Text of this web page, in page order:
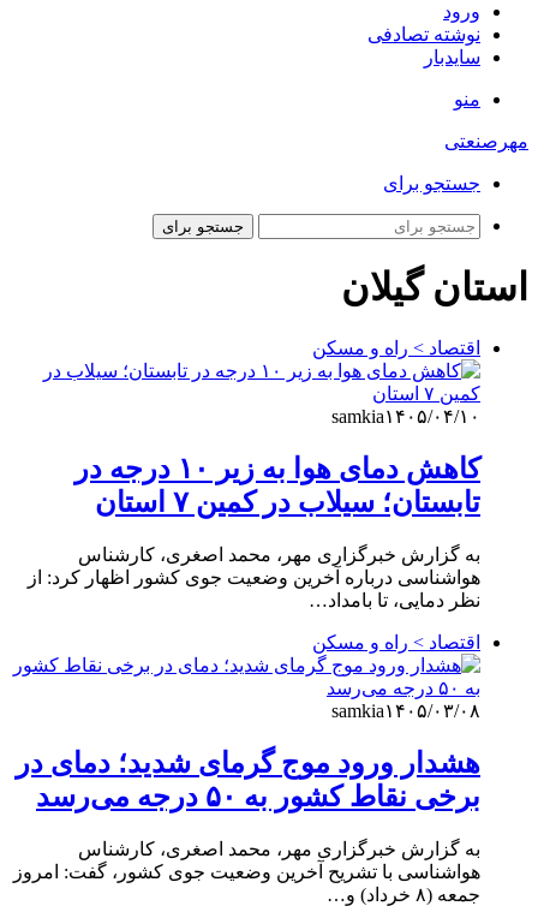
ورود
نوشته تصادفی
سایدبار
منو
مهرصنعتی
جستجو برای
جستجو برای
استان گیلان
اقتصاد > راه و مسکن
samkia۱۴۰۵/۰۴/۱۰
کاهش دمای هوا به زیر ۱۰ درجه در
تابستان؛ سیلاب در کمین ۷ استان
به گزارش خبرگزاری مهر، محمد اصغری، کارشناس
هواشناسی درباره آخرین وضعیت جوی کشور اظهار کرد: از
نظر دمایی، تا بامداد…
اقتصاد > راه و مسکن
samkia۱۴۰۵/۰۳/۰۸
هشدار ورود موج گرمای شدید؛ دمای در
برخی نقاط کشور به ۵۰ درجه می‌رسد
به گزارش خبرگزاری مهر، محمد اصغری، کارشناس
هواشناسی با تشریح آخرین وضعیت جوی کشور، گفت: امروز
جمعه (۸ خرداد) و…